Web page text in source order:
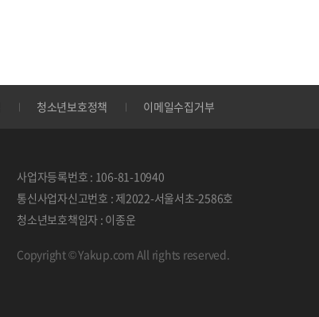
청소년보호정책 이메일수집거부
사업자등록번호 : 106-81-10940
통신사업자신고번호 : 제2022-서울서초-2586호
청소년보호책임자 : 이종운
Copyright © Yakup.com All rights reserved.